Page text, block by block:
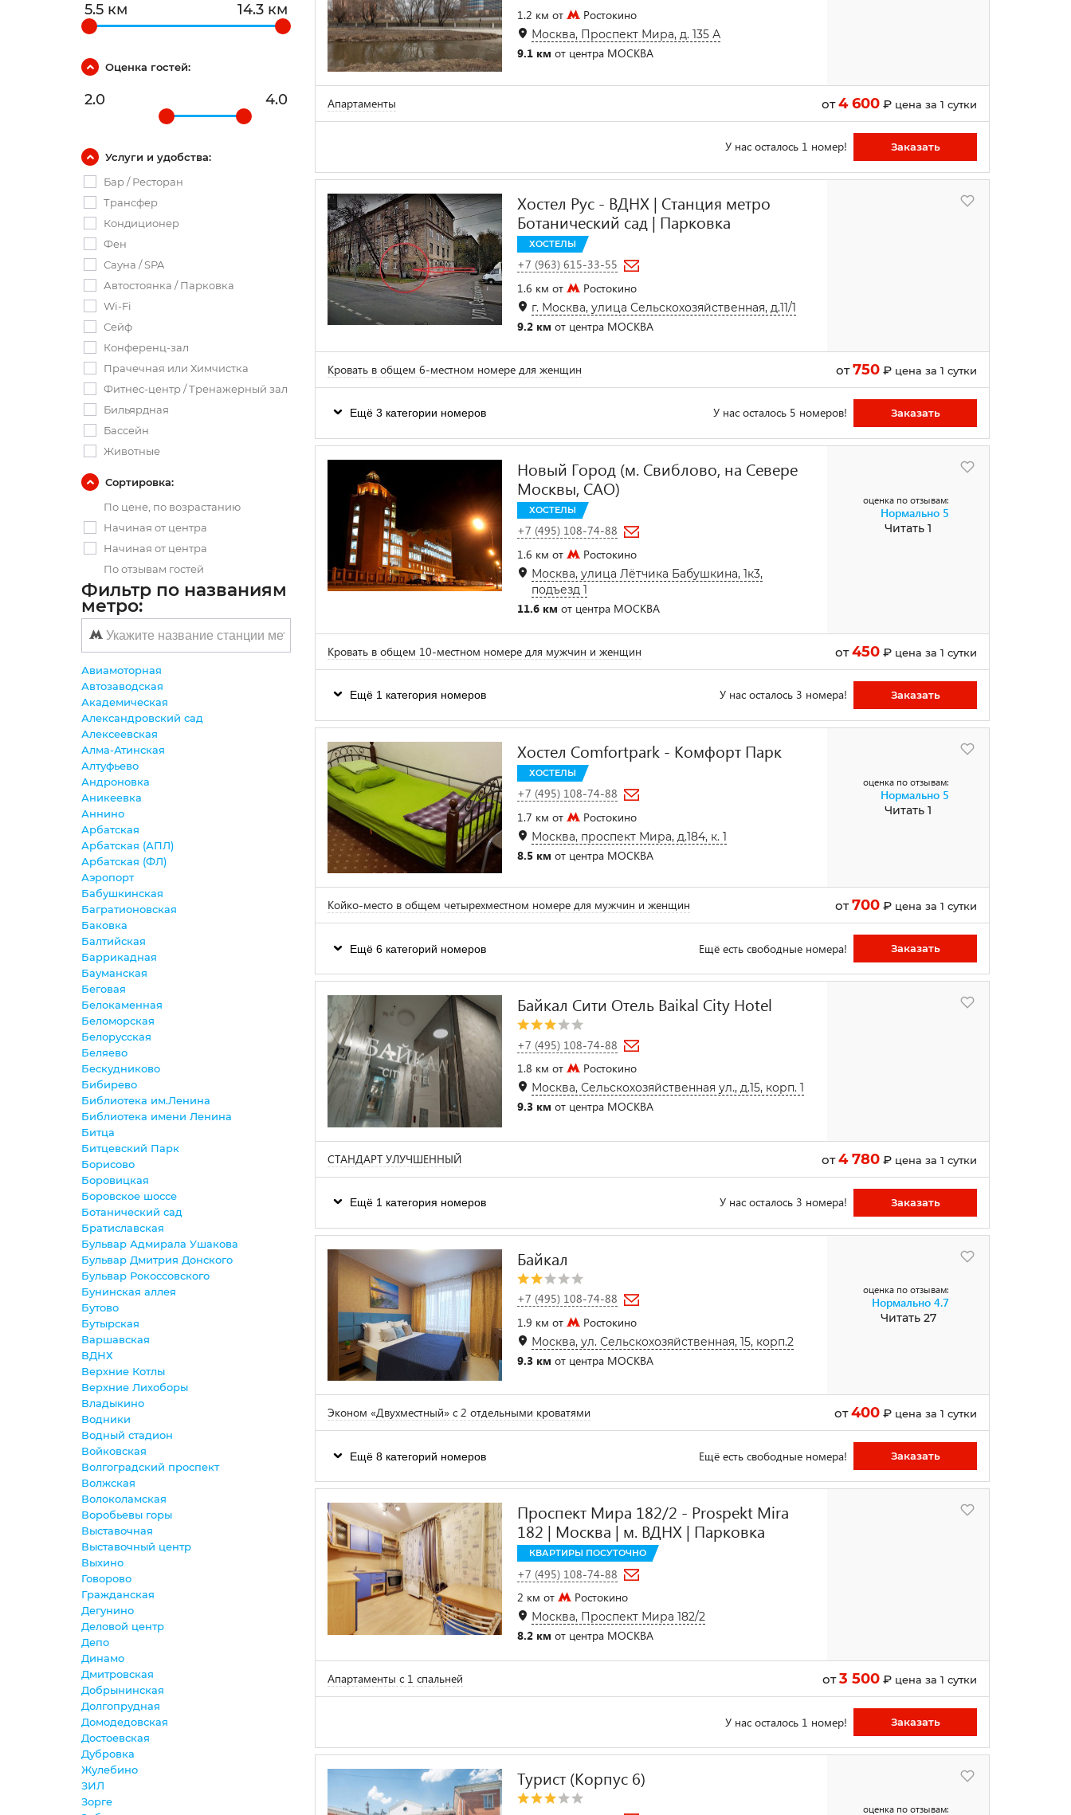
1.2 км от
Ростокино
Москва, Проспект Мира, д. 135 А
9.1 км от центра МОСКВА
Апартаменты от4 600₽ цена за 1 сутки
У нас осталось 1 номер! Заказать
Хостел Рус - ВДНХ | Станция метро
Ботанический сад | Парковка
ХОСТЕЛЫ
+7 (963) 615-33-55
1.6 км от
Ростокино
г. Москва, улица Сельскохозяйственная, д.11/1
9.2 км от центра МОСКВА
Кровать в общем 6-местном номере для женщин от750₽ цена за 1 сутки
Ещё 3 категории номеров У нас осталось 5 номеров! Заказать
Новый Город (м. Свиблово, на Севере
Москвы, САО)
ХОСТЕЛЫ
+7 (495) 108-74-88
1.6 км от
Ростокино
Москва, улица Лётчика Бабушкина, 1к3,
подъезд 1
11.6 км от центра МОСКВА
оценка по отзывам:
Нормально 5
Читать 1
Кровать в общем 10-местном номере для мужчин и женщин от450₽ цена за 1 сутки
Ещё 1 категория номеров У нас осталось 3 номера! Заказать
Хостел Comfortpark - Комфорт Парк
ХОСТЕЛЫ
+7 (495) 108-74-88
1.7 км от
Ростокино
Москва, проспект Мира, д.184, к. 1
8.5 км от центра МОСКВА
оценка по отзывам:
Нормально 5
Читать 1
Койко-место в общем четырехместном номере для мужчин и женщин от700₽ цена за 1 сутки
Ещё 6 категорий номеров Ещё есть свободные номера! Заказать
Байкал Сити Отель Baikal City Hotel
+7 (495) 108-74-88
1.8 км от
Ростокино
Москва, Сельскохозяйственная ул., д.15, корп. 1
9.3 км от центра МОСКВА
СТАНДАРТ УЛУЧШЕННЫЙ от4 780₽ цена за 1 сутки
Ещё 1 категория номеров У нас осталось 3 номера! Заказать
Байкал
+7 (495) 108-74-88
1.9 км от
Ростокино
Москва, ул. Сельскохозяйственная, 15, корп.2
9.3 км от центра МОСКВА
оценка по отзывам:
Нормально 4.7
Читать 27
Эконом «Двухместный» с 2 отдельными кроватями от400₽ цена за 1 сутки
Ещё 8 категорий номеров Ещё есть свободные номера! Заказать
Проспект Мира 182/2 - Prospekt Mira
182 | Москва | м. ВДНХ | Парковка
КВАРТИРЫ ПОСУТОЧНО
+7 (495) 108-74-88
2 км от
Ростокино
Москва, Проспект Мира 182/2
8.2 км от центра МОСКВА
Апартаменты с 1 спальней от3 500₽ цена за 1 сутки
У нас осталось 1 номер! Заказать
Турист (Корпус 6)
оценка по отзывам:
5.5 км 14.3 км
Оценка гостей:
2.0 4.0
Услуги и удобства:
Бар / Ресторан
Трансфер
Кондиционер
Фен
Сауна / SPA
Автостоянка / Парковка
Wi-Fi
Сейф
Конференц-зал
Прачечная или Химчистка
Фитнес-центр / Тренажерный зал
Бильярдная
Бассейн
Животные
Сортировка:
По цене, по возрастанию
Начиная от центра
Начиная от центра
По отзывам гостей
Фильтр по названиям
метро:
Авиамоторная
Автозаводская
Академическая
Александровский сад
Алексеевская
Алма-Атинская
Алтуфьево
Андроновка
Аникеевка
Аннино
Арбатская
Арбатская (АПЛ)
Арбатская (ФЛ)
Аэропорт
Бабушкинская
Багратионовская
Баковка
Балтийская
Баррикадная
Бауманская
Беговая
Белокаменная
Беломорская
Белорусская
Беляево
Бескудниково
Бибирево
Библиотека им.Ленина
Библиотека имени Ленина
Битца
Битцевский Парк
Борисово
Боровицкая
Боровское шоссе
Ботанический сад
Братиславская
Бульвар Адмирала Ушакова
Бульвар Дмитрия Донского
Бульвар Рокоссовского
Бунинская аллея
Бутово
Бутырская
Варшавская
ВДНХ
Верхние Котлы
Верхние Лихоборы
Владыкино
Водники
Водный стадион
Войковская
Волгоградский проспект
Волжская
Волоколамская
Воробьевы горы
Выставочная
Выставочный центр
Выхино
Говорово
Гражданская
Дегунино
Деловой центр
Депо
Динамо
Дмитровская
Добрынинская
Долгопрудная
Домодедовская
Достоевская
Дубровка
Жулебино
ЗИЛ
Зорге